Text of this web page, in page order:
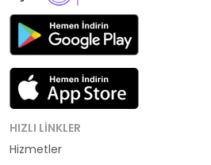
HIZLI LINKLER
Hizmetler